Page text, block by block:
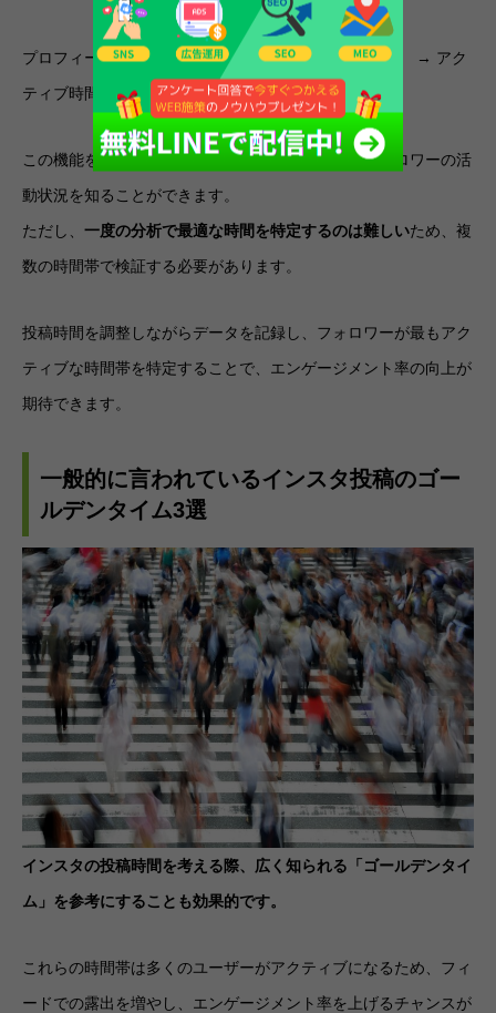
プロフィール → 「インサイト」 → 「合計フォロワー」 → アク
ティブ時間を確認
この機能を活用することで、時間帯別や曜日別のフォロワーの活
動状況を知ることができます。
ただし、 一度の分析で最適な時間を特定するのは難しいため、複
数の時間帯で検証する必要があります。
投稿時間を調整しながらデータを記録し、フォロワーが最もアク
ティブな時間帯を特定することで、エンゲージメント率の向上が
期待できます。
一般的に言われているインスタ投稿のゴー
ルデンタイム3選
インスタの投稿時間を考える際、広く知られる「ゴールデンタイ
ム」を参考にすることも効果的です。
これらの時間帯は多くのユーザーがアクティブになるため、フィ
ードでの露出を増やし、エンゲージメント率を上げるチャンスが